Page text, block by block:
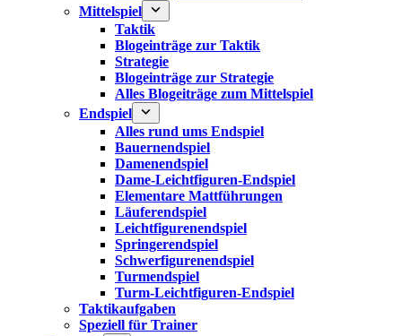
Mittelspiel
Taktik
Blogeinträge zur Taktik
Strategie
Blogeinträge zur Strategie
Alles Blogeiträge zum Mittelspiel
Endspiel
Alles rund ums Endspiel
Bauernendspiel
Damenendspiel
Dame-Leichtfiguren-Endspiel
Elementare Mattführungen
Läuferendspiel
Leichtfigurenendspiel
Springerendspiel
Schwerfigurenendspiel
Turmendspiel
Turm-Leichtfiguren-Endspiel
Taktikaufgaben
Speziell für Trainer